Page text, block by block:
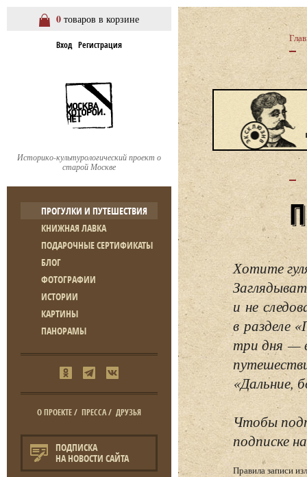
0 товаров в корзине
Вход Регистрация
Историко-культурологический проект о
старой Москве
ПРОГУЛКИ И ПУТЕШЕСТВИЯ
КНИЖНАЯ ЛАВКА
ПОДАРОЧНЫЕ СЕРТИФИКАТЫ
БЛОГ
ФОТОГРАФИИ
ИСТОРИИ
КАРТИНЫ
ПАНОРАМЫ
О ПРОЕКТЕ/ ПРЕССА/ ДРУЗЬЯ
ПОДПИСКА
НА НОВОСТИ САЙТА
Хотите
и не
в разделе
три дня —
«Дальние,
Чтобы
подписке
Правила записи